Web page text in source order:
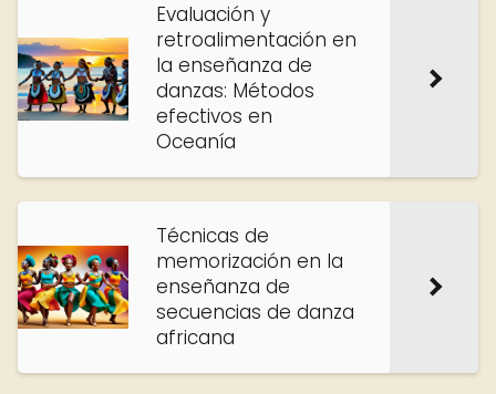
Evaluación y
retroalimentación en
la enseñanza de
danzas: Métodos
efectivos en
Oceanía
Técnicas de
memorización en la
enseñanza de
secuencias de danza
africana